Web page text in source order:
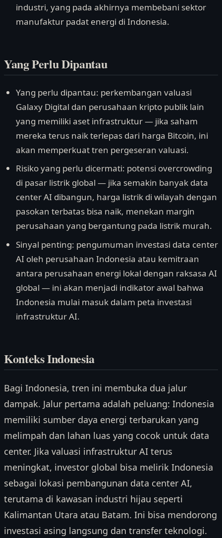
industri, yang pada akhirnya membebani sektor
manufaktur padat energi di Indonesia.
Yang Perlu Dipantau
Yang perlu dipantau: perkembangan valuasi
Galaxy Digital dan perusahaan kripto publik lain
yang memiliki aset infrastruktur — jika saham
mereka terus naik terlepas dari harga Bitcoin, ini
akan memperkuat tren pergeseran valuasi.
Risiko yang perlu dicermati: potensi overcrowding
di pasar listrik global — jika semakin banyak data
center AI dibangun, harga listrik di wilayah dengan
pasokan terbatas bisa naik, menekan margin
perusahaan yang bergantung pada listrik murah.
Sinyal penting: pengumuman investasi data center
AI oleh perusahaan Indonesia atau kemitraan
antara perusahaan energi lokal dengan raksasa AI
global — ini akan menjadi indikator awal bahwa
Indonesia mulai masuk dalam peta investasi
infrastruktur AI.
Konteks Indonesia
Bagi Indonesia, tren ini membuka dua jalur
dampak. Jalur pertama adalah peluang: Indonesia
memiliki sumber daya energi terbarukan yang
melimpah dan lahan luas yang cocok untuk data
center. Jika valuasi infrastruktur AI terus
meningkat, investor global bisa melirik Indonesia
sebagai lokasi pembangunan data center AI,
terutama di kawasan industri hijau seperti
Kalimantan Utara atau Batam. Ini bisa mendorong
investasi asing langsung dan transfer teknologi.